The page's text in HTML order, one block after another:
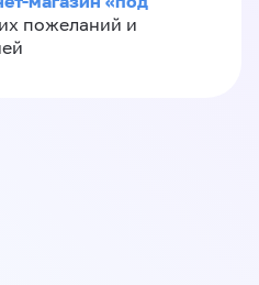
пожеланий и